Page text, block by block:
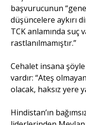
başvurucunun
düşüncelere aykırı
TCK anlamında suç
rastlanılmamıştır.”
Cehalet insana
vardır: “Ateş
olacak, haksız yere
Hindistan’ın